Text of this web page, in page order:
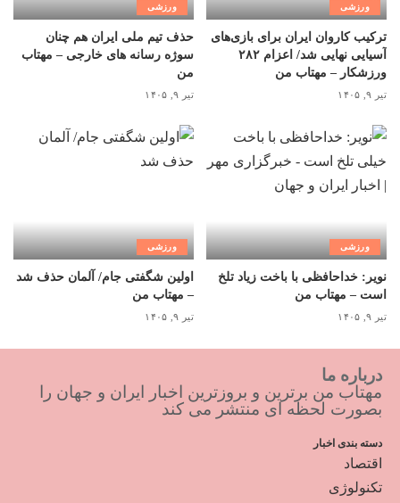
ورزشی
ترکیب کاروان ایران برای بازی‌های
آسیایی نهایی شد/ اعزام ۲۸۲
ورزشکار – مهتاب من
تیر ۹, ۱۴۰۵
ورزشی
حذف تیم ملی ایران هم چنان
سوژه رسانه های خارجی – مهتاب
من
تیر ۹, ۱۴۰۵
ورزشی
نویر: خداحافظی با باخت زیاد تلخ
است – مهتاب من
تیر ۹, ۱۴۰۵
ورزشی
اولین شگفتی جام/ آلمان حذف شد
– مهتاب من
تیر ۹, ۱۴۰۵
درباره ما
مهتاب من برترین و بروزترین اخبار ایران و جهان را
بصورت لحظه ای منتشر می کند
دسته بندی اخبار
اقتصاد
تکنولوژی